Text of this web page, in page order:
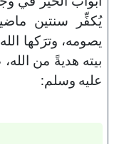
يُكفِّر سنتين
يصومه، وترَكها
بيته هديةً من
عليه وسلم: